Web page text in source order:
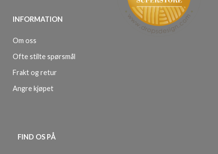
INFORMATION
Om oss
Ofte stilte spørsmål
Frakt og retur
Angre kjøpet
FIND OS PÅ